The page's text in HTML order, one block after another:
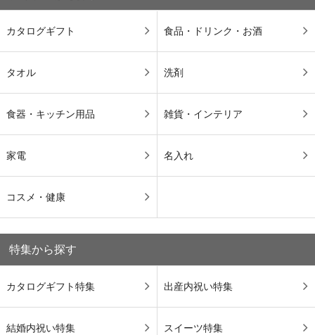
カタログギフト 食品・ドリンク・お酒
タオル 洗剤
食器・キッチン用品 雑貨・インテリア
家電 名入れ
コスメ・健康
特集から探す
カタログギフト特集 出産内祝い特集
結婚内祝い特集 スイーツ特集